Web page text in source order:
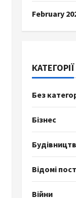
February
КАТЕГОРІЇ
Без
Бізнес
Відомі
Війни